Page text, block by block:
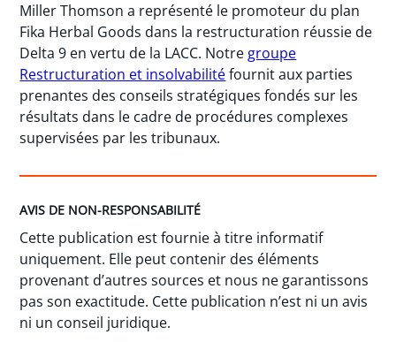
Miller Thomson a représenté le promoteur du plan
Fika Herbal Goods dans la restructuration réussie de
Delta 9 en vertu de la LACC. Notre groupe
Restructuration et insolvabilitéfournit aux parties
prenantes des conseils stratégiques fondés sur les
résultats dans le cadre de procédures complexes
supervisées par les tribunaux.
AVIS DE NON-RESPONSABILITÉ
Cette publication est fournie à titre informatif
uniquement. Elle peut contenir des éléments
provenant d’autres sources et nous ne garantissons
pas son exactitude. Cette publication n’est ni un avis
ni un conseil juridique.